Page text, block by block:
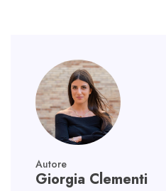
Autore
Giorgia Clementi